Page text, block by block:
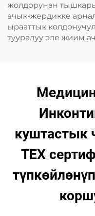
жолдорунан
ачык-жердикке
ырааттык
тууралуу эле жиим
куштастык
TEX